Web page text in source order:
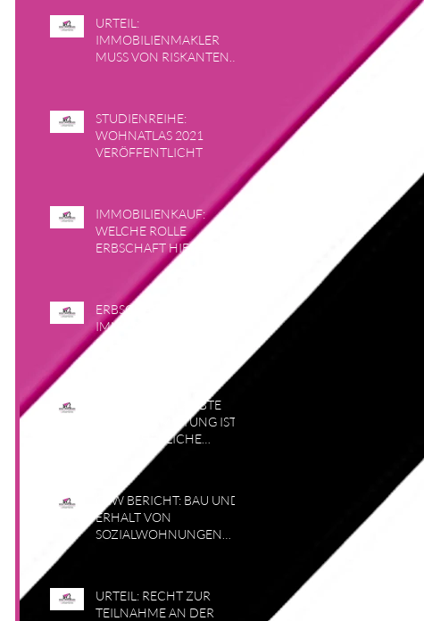
URTEIL:
IMMOBILIENMAKLER
MUSS VON RISKANTEN
STUDIENREIHE:
WOHNATLAS 2021
VERÖFFENTLICHT
IMMOBILIENKAUF:
WELCHE ROLLE
ERBSCHAFT HIERBEI
ERBSCHAFT EINER
IMMOBILIE:
PFLICHTTEILSTRAFKLAUS
URTEIL: UNERLAUBTE
UNTERVERMIETUNG IST
EINE ERHEBLICHE
PFLICHTVERLETZUNG
GdW BERICHT: BAU UND
ERHALT VON
SOZIALWOHNUNGEN
URTEIL: RECHT ZUR
TEILNAHME AN DER